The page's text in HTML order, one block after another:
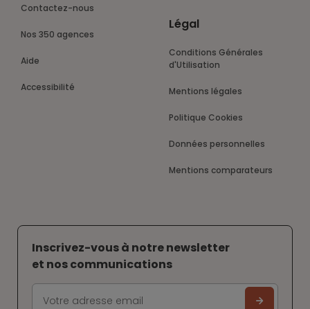
Contactez-nous
Nos 350 agences
Aide
Accessibilité
Légal
Conditions Générales
d'Utilisation
Mentions légales
Politique Cookies
Données personnelles
Mentions comparateurs
Inscrivez-vous à notre newsletter
et nos communications